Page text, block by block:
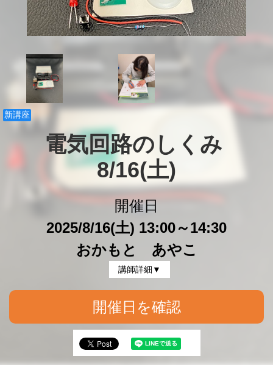
新講座
電気回路のしくみ
8/16(土)
開催日
2025/8/16(土) 13:00～14:30
おかもと あやこ
講師詳細▼
開催日を確認